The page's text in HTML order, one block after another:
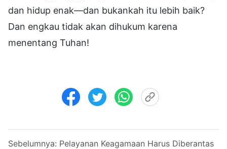
dan hidup enak—dan bukankah itu lebih baik?
Dan engkau tidak akan dihukum karena
menentang Tuhan!
Sebelumnya: Pelayanan Keagamaan Harus Diberantas